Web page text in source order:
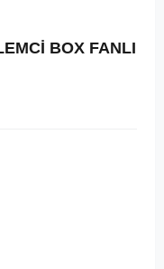
BOX FANLI